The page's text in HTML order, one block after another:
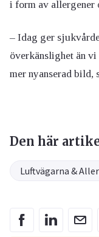
i form av allergener
– Idag ger
överkänslighet än
mer nyanserad bild,
Den här
Luftvägarna &